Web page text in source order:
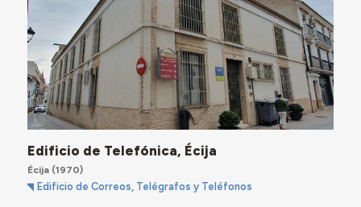
Edificio de Telefónica, Écija
Écija(1970)
Edificio de Correos, Telégrafos y Teléfonos